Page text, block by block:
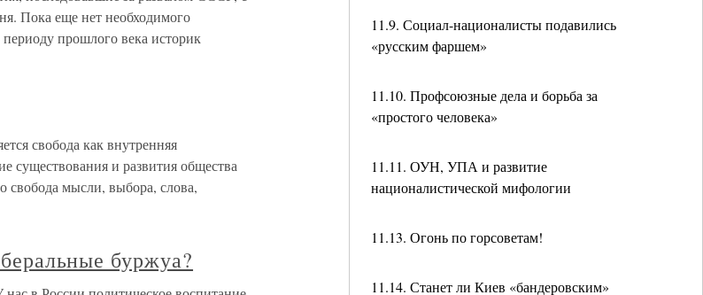
11.9. Социал-националисты подавились
«русским фаршем»
11.10. Профсоюзные дела и борьба за
«простого человека»
11.11. ОУН, УПА и развитие
националистической мифологии
11.13. Огонь по горсоветам!
11.14. Станет ли Киев «бандеровским»
Пока еще нет необходимого
прошлого века историк
свобода как внутренняя
существования и развития общества
свобода мысли, выбора, слова,
буржуа?